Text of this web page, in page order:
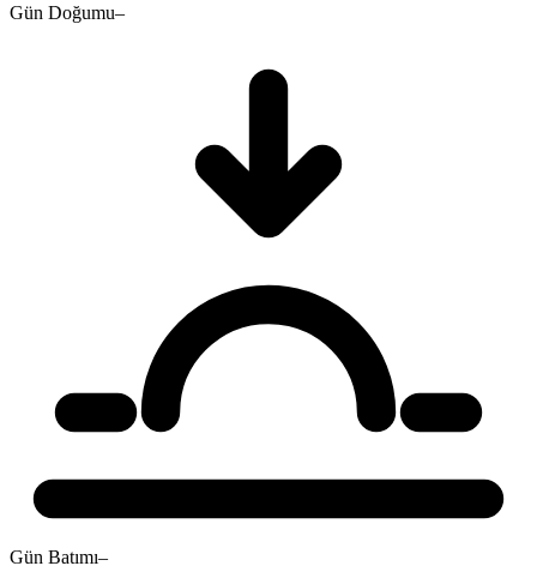
Gün Doğumu–
Gün Batımı–